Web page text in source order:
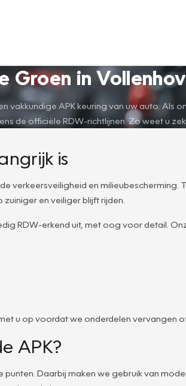
Groen in
vakkundige APK keuring van uw auto.
de officiële RDW-richtlijnen. Zo weet u
is
verkeersveiligheid en
en veiliger blijft rijden.
RDW-erkend uit, met oog voor detail.
u op voordat we onderdelen vervangen
APK?
punten. Daarbij maken we gebruik van